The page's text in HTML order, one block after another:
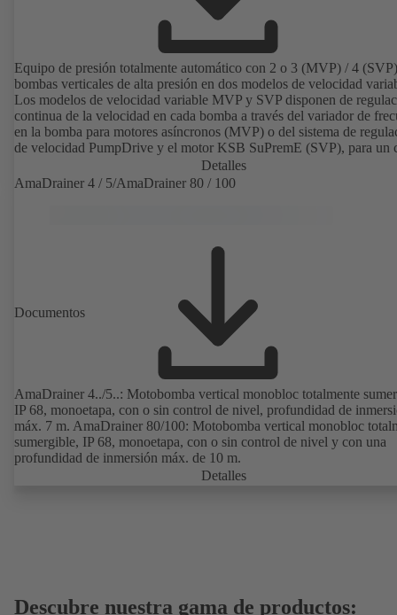
Equipo de presión totalmente automático con 2 o 3 (MVP) / 4 (SVP)
bombas verticales de alta presión en dos modelos de velocidad
Los modelos de velocidad variable MVP y SVP disponen de
continua de la velocidad en cada bomba a través del variador de
en la bomba para motores asíncronos (MVP) o del sistema de
de velocidad PumpDrive y el motor KSB SuPremE (SVP), para un
totalmente electrónico de la presión de suministro requerida.
con caja de fusibles central.
Detalles
AmaDrainer 4 / 5/AmaDrainer 80 / 100
Documentos
AmaDrainer 4../5..: Motobomba vertical monobloc totalmente
IP 68, monoetapa, con o sin control de nivel, profundidad de
máx. 7 m. AmaDrainer 80/100: Motobomba vertical monobloc
sumergible, IP 68, monoetapa, con o sin control de nivel y con una
profundidad de inmersión máx. de 10 m.
Detalles
Descubre nuestra gama de productos: